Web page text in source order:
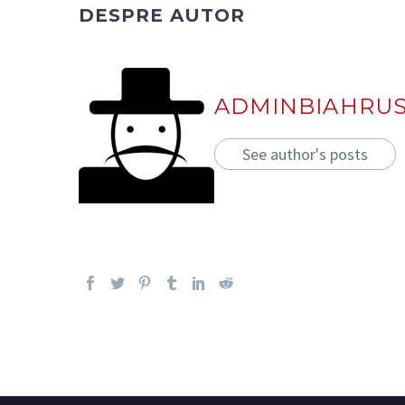
DESPRE AUTOR
See author's posts